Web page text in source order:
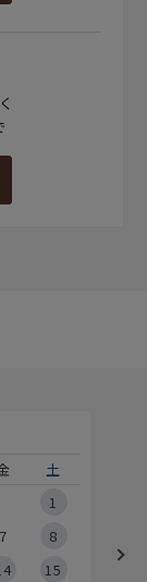
土
1
7
8
15